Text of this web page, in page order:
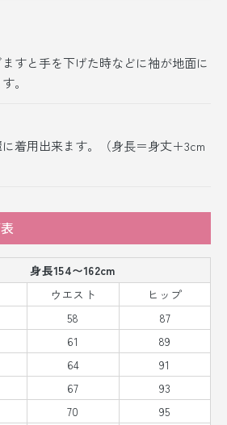
すと手を下げた時などに袖が地面に
。
着用出来ます。（身長＝身丈＋3cm
身長154〜162cm
ウエスト
ヒップ
58
87
61
89
64
91
67
93
70
95